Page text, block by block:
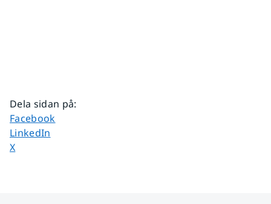
Dela sidan på:
Dela sidan på
Facebook
Dela sidan på
LinkedIn
Dela sidan på
X